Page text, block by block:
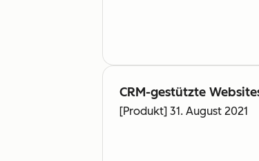
CRM-gestützte
[Produkt] 31. August 2021